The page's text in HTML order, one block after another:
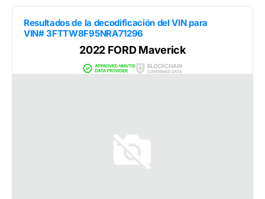
Resultados de la decodificación del VIN para
VIN# 3FTTW8F95NRA71296
2022 FORD Maverick